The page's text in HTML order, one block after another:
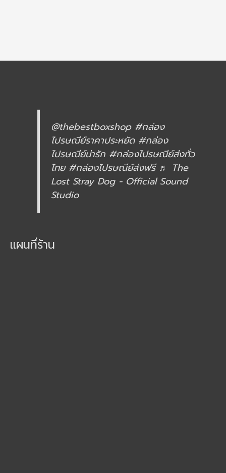
@thebestboxshop #กล่อง
ไปรษณีย์ราคาประหยัด #กล่อง
ไปรษณีย์น่ารัก #กล่องไปรษณีย์ส่งทั่ว
ไทย #กล่องไปรษณีย์ส่งฟรี ♬ The
Lost Stray Dog - Official Sound
Studio
แผนที่ร้าน